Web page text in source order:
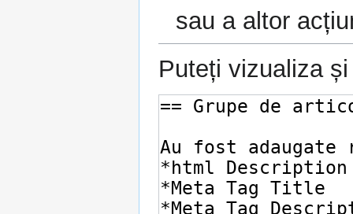
sau a altor
Puteți vizualiza